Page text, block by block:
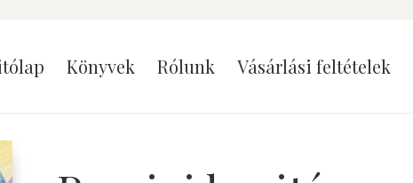
Könyvek Rólunk Vásárlási feltételek